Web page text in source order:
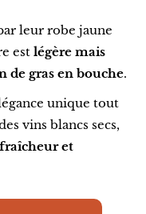
leur robe jaune
est légère mais
de gras en bouche.
unique tout
vins blancs secs,
et